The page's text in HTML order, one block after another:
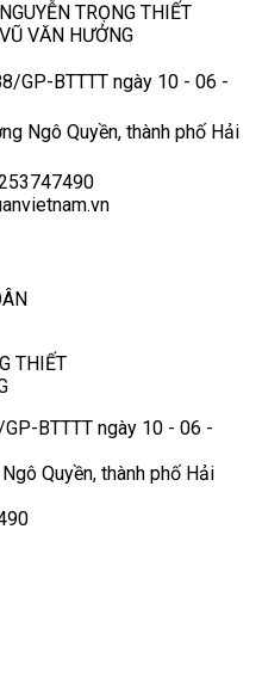
TRỌNG THIẾT
VĂN HƯỞNG
GP-BTTTT ngày 10 - 06 -
Ngô Quyền, thành phố Hải
THIẾT
BTTTT ngày 10 - 06 -
Quyền, thành phố Hải